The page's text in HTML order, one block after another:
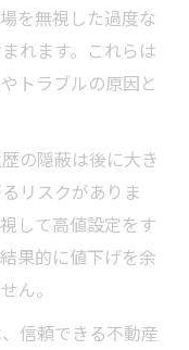
を無視した過度な
れます。これらは
トラブルの原因と
の隠蔽は後に大き
リスクがありま
して高値設定をす
果的に値下げを余
ん。
信頼できる不動産